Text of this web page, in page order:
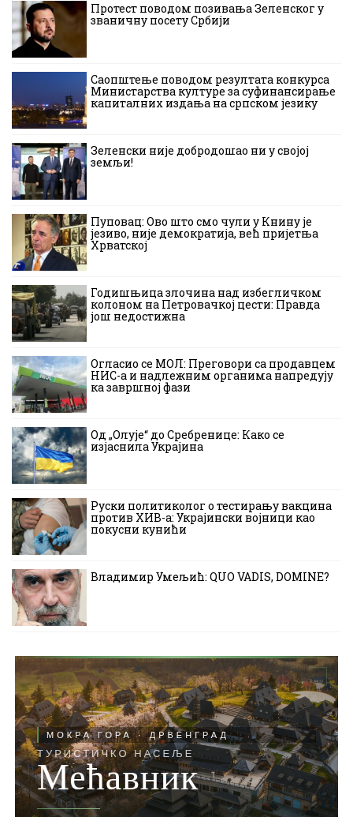
Протест поводом позивања Зеленског у
званичну посету Србији
Саопштење поводом резултата конкурса
Министарства културе за суфинансирање
капиталних издања на српском језику
Зеленски није добродошао ни у својој
земљи!
Пуповац: Ово што смо чули у Книну је
језиво, није демократија, већ пријетња
Хрватској
Годишњица злочина над избегличком
колоном на Петровачкој цести: Правда
још недостижна
Огласио се МОЛ: Преговори са продавцем
НИС-а и надлежним органима напредују
ка завршној фази
Од „Олује“ до Сребренице: Како се
изјаснила Украјина
Руски политиколог о тестирању вакцина
против ХИВ-а: Украјински војници као
покусни кунићи
Владимир Умељић: QUO VADIS, DOMINE?